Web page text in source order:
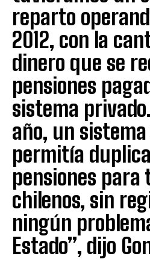
reparto
2012, con la
dinero que se
pensiones
sistema
año, un
permitía
pensiones para
chilenos, sin
ningún
Estado”, dijo